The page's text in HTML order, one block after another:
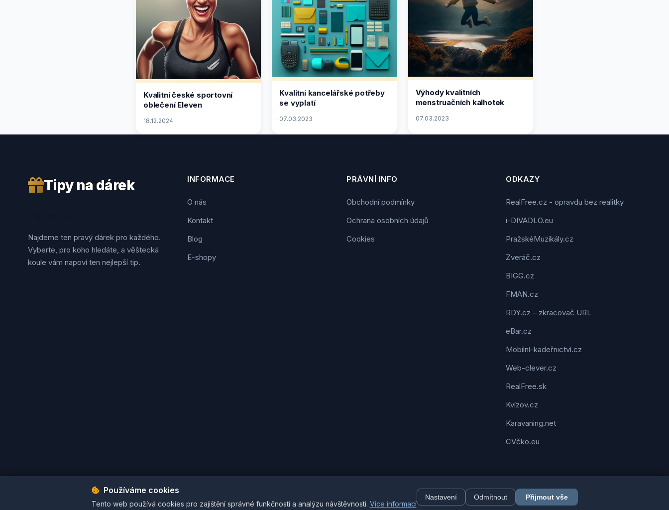
Kvalitní české sportovní
oblečení Eleven
18.12.2024
Kvalitní kancelářské potřeby
se vyplatí
07.03.2023
Výhody kvalitních
menstruačních kalhotek
07.03.2023
Tipy na dárek
Najdeme ten pravý dárek pro každého.
Vyberte, pro koho hledáte, a věštecká
koule vám napoví ten nejlepší tip.
INFORMACE
O nás
Kontakt
Blog
E-shopy
PRÁVNÍ INFO
Obchodní podmínky
Ochrana osobních údajů
Cookies
ODKAZY
RealFree.cz - opravdu bez realitky
i-DIVADLO.eu
PražskéMuzikály.cz
Zveráč.cz
BIGG.cz
FMAN.cz
RDY.cz – zkracovač URL
eBar.cz
Mobilní-kadeřnictví.cz
Web-clever.cz
RealFree.sk
Kvízov.cz
Karavaning.net
CVčko.eu
© 2026 Tipy-na-dárek.cz. Všechna práva vyhrazena. | Vytvořil
Používáme cookies
Tento web používá cookies pro zajištění správné funkčnosti a analýzu návštěvnosti. Více informací
Nastavení Odmítnout Přijmout vše